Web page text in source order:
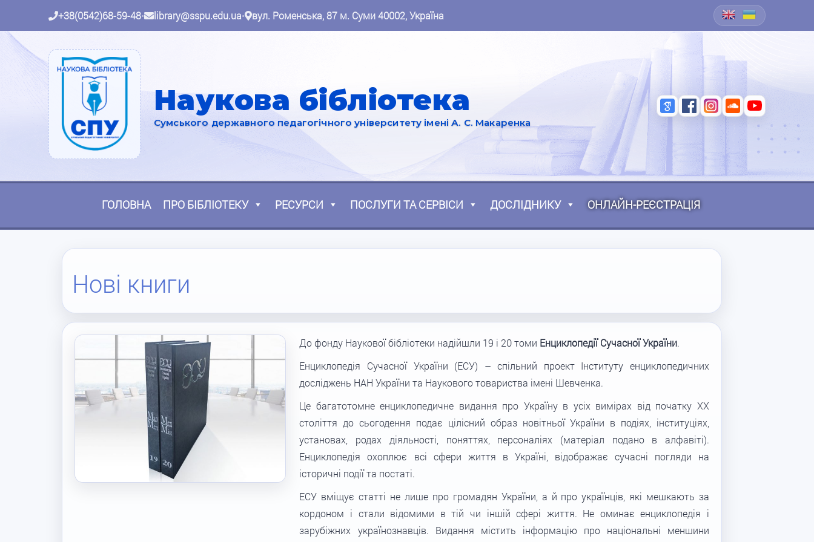
+38(0542)68-59-48• library@sspu.edu.ua• вул. Роменська, 87 м. Суми 40002, Україна
Наукова бібліотека
Сумського державного педагогічного університету імені А. С. Макаренка
ГОЛОВНА ПРО БІБЛІОТЕКУ РЕСУРСИ ПОСЛУГИ ТА СЕРВІСИ ДОСЛІДНИКУ ОНЛАЙН-РЕЄСТРАЦІЯ
Нові книги
До фонду Наукової бібліотеки надійшли 19 і 20 томи Енциклопедії Сучасної України.
Енциклопедія Сучасної України (ЕСУ) – спільний проект Інституту енциклопедичних
досліджень НАН України та Наукового товариства імені Шевченка.
Це багатотомне енциклопедичне видання про Україну в усіх вимірах від початку XX
століття до сьогодення подає цілісний образ новітньої України в подіях, інституціях,
установах, родах діяльності, поняттях, персоналіях (матеріал подано в алфавіті).
Енциклопедія охоплює всі сфери життя в Україні, відображає сучасні погляди на
історичні події та постаті.
ЕСУ вміщує статті не лише про громадян України, а й про українців, які мешкають за
кордоном і стали відомими в тій чи іншій сфері життя. Не оминає енциклопедія і
зарубіжних українознавців. Видання містить інформацію про національні меншини